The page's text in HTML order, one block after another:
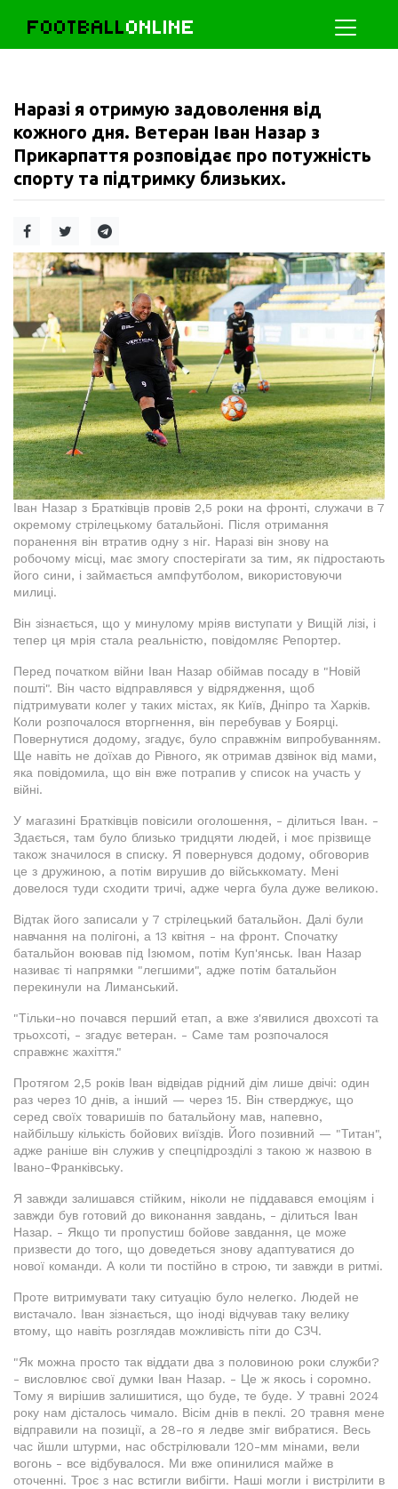
FOOTBALLONLINE
Наразі я отримую задоволення від
кожного дня. Ветеран Іван Назар з
Прикарпаття розповідає про потужність
спорту та підтримку близьких.
Іван Назар з Братківців провів 2,5 роки на фронті, служачи в 7
окремому стрілецькому батальйоні. Після отримання
поранення він втратив одну з ніг. Наразі він знову на
робочому місці, має змогу спостерігати за тим, як підростають
його сини, і займається ампфутболом, використовуючи
милиці.
Він зізнається, що у минулому мріяв виступати у Вищій лізі, і
тепер ця мрія стала реальністю, повідомляє Репортер.
Перед початком війни Іван Назар обіймав посаду в "Новій
пошті". Він часто відправлявся у відрядження, щоб
підтримувати колег у таких містах, як Київ, Дніпро та Харків.
Коли розпочалося вторгнення, він перебував у Боярці.
Повернутися додому, згадує, було справжнім випробуванням.
Ще навіть не доїхав до Рівного, як отримав дзвінок від мами,
яка повідомила, що він вже потрапив у список на участь у
війні.
У магазині Братківців повісили оголошення, - ділиться Іван. -
Здається, там було близько тридцяти людей, і моє прізвище
також значилося в списку. Я повернувся додому, обговорив
це з дружиною, а потім вирушив до військкомату. Мені
довелося туди сходити тричі, адже черга була дуже великою.
Відтак його записали у 7 стрілецький батальйон. Далі були
навчання на полігоні, а 13 квітня - на фронт. Спочатку
батальйон воював під Ізюмом, потім Куп'янськ. Іван Назар
називає ті напрямки "легшими", адже потім батальйон
перекинули на Лиманський.
"Тільки-но почався перший етап, а вже з'явилися двохсоті та
трьохсоті, - згадує ветеран. - Саме там розпочалося
справжнє жахіття."
Протягом 2,5 років Іван відвідав рідний дім лише двічі: один
раз через 10 днів, а інший — через 15. Він стверджує, що
серед своїх товаришів по батальйону мав, напевно,
найбільшу кількість бойових виїздів. Його позивний — "Титан",
адже раніше він служив у спецпідрозділі з такою ж назвою в
Івано-Франківську.
Я завжди залишався стійким, ніколи не піддавався емоціям і
завжди був готовий до виконання завдань, - ділиться Іван
Назар. - Якщо ти пропустиш бойове завдання, це може
призвести до того, що доведеться знову адаптуватися до
нової команди. А коли ти постійно в строю, ти завжди в ритмі.
Проте витримувати таку ситуацію було нелегко. Людей не
вистачало. Іван зізнається, що іноді відчував таку велику
втому, що навіть розглядав можливість піти до СЗЧ.
"Як можна просто так віддати два з половиною роки служби?
- висловлює свої думки Іван Назар. - Це ж якось і соромно.
Тому я вирішив залишитися, що буде, те буде. У травні 2024
року нам дісталось чимало. Вісім днів в пеклі. 20 травня мене
відправили на позиції, а 28-го я ледве зміг вибратися. Весь
час йшли штурми, нас обстрілювали 120-мм мінами, вели
вогонь - все відбувалося. Ми вже опинилися майже в
оточенні. Троє з нас встигли вибігти. Наші могли і вистрілити в